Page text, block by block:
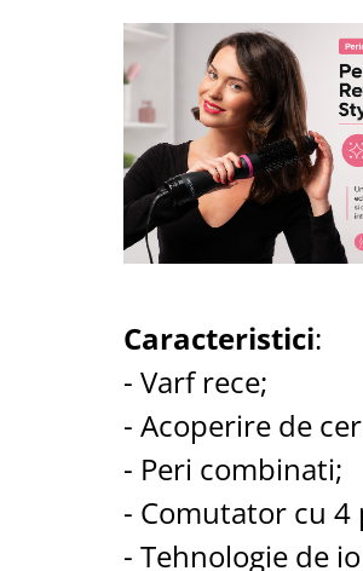
Perii electrice
Articole ingrijire copii
Aspiratoare nazale
Pompe de san
Incalzitoare si sterilizatoare
Purificatoare
Incalzitoare corporale
Electrocasnice mici
Suplimente nutritive
Proteine si aminoacizi
Caracteristici:
- Varf rece;
- Acoperire de
- Peri combinati;
- Comutator cu 4
- Tehnologie de